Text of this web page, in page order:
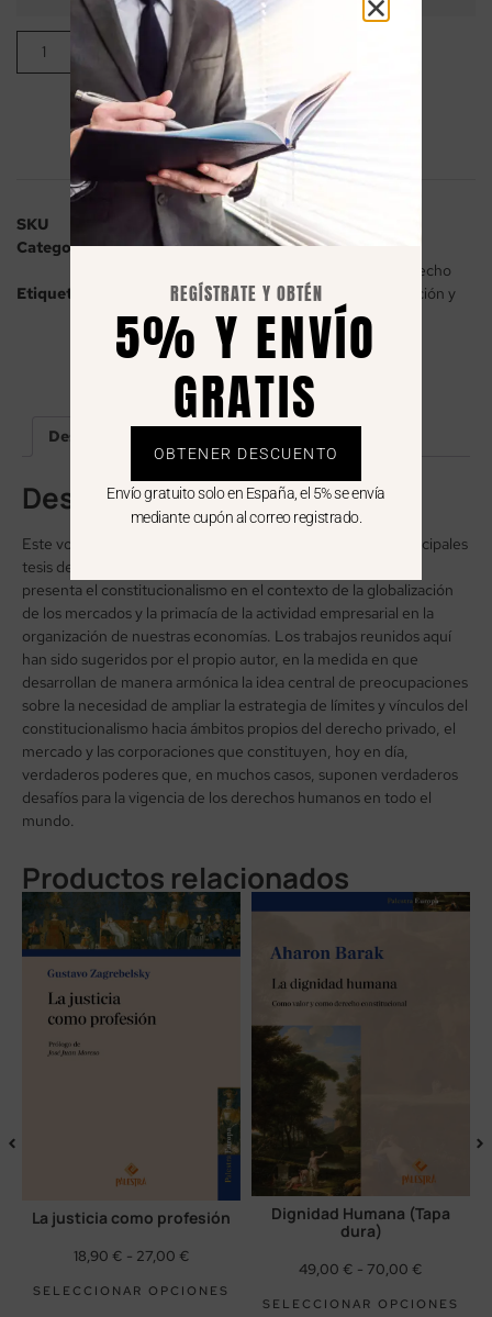
AÑADIR AL CARRITO
SKU
N/A
Categorías
Constitucional,Derechos Humanos
Teoría general y Filosofía del derecho
Etiquetas
Derecho Civil,derecho privado
Intepretación y
aplicación
Legislación
Descripción
Descripción
Este volumen desarrolla de manera orgánica una de las principales
tesis del profesor Luigi Ferrajoli respecto a los déficits que
presenta el constitucionalismo en el contexto de la globalización
de los mercados y la primacía de la actividad empresarial en la
organización de nuestras economías. Los trabajos reunidos aquí
han sido sugeridos por el propio autor, en la medida en que
desarrollan de manera armónica la idea central de preocupaciones
sobre la necesidad de ampliar la estrategia de límites y vínculos del
constitucionalismo hacia ámbitos propios del derecho privado, el
mercado y las corporaciones que constituyen, hoy en día,
verdaderos poderes que, en muchos casos, suponen verdaderos
desafíos para la vigencia de los derechos humanos en todo el
mundo.
Productos relacionados
La justicia como profesión
18,90 € - 27,00 €
SELECCIONAR OPCIONES
Dignidad Humana (Tapa
dura)
49,00 € - 70,00 €
SELECCIONAR OPCIONES
REGÍSTRATE Y OBTÉN
5% Y ENVÍO
GRATIS
OBTENER DESCUENTO
Envío gratuito solo en España, el 5% se envía
mediante cupón al correo registrado.